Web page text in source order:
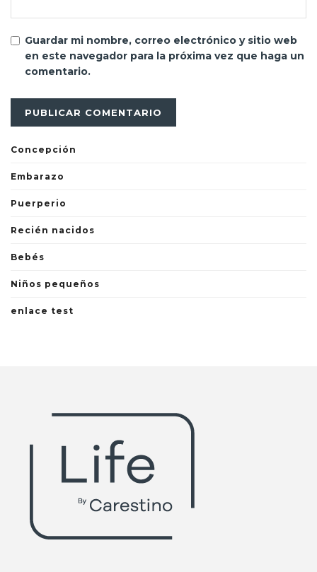
Guardar mi nombre, correo electrónico y sitio web
en este navegador para la próxima vez que haga un
comentario.
Concepción
Embarazo
Puerperio
Recién nacidos
Bebés
Niños pequeños
enlace test